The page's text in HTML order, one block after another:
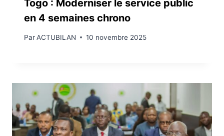
Togo : Moderniser le service public
en 4 semaines chrono
ParACTUBILAN 10 novembre 2025